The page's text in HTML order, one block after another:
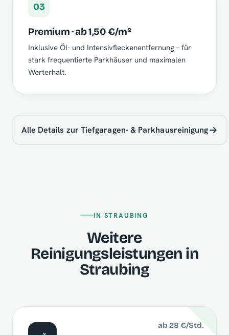
03
Premium · ab 1,50 €/m²
Inklusive Öl- und Intensivfleckenentfernung – für
stark frequentierte Parkhäuser und maximalen
Werterhalt.
Alle Details zur Tiefgaragen- & Parkhausreinigung
IN STRAUBING
Weitere
Reinigungsleistungen in
Straubing
ab 28 €/Std.